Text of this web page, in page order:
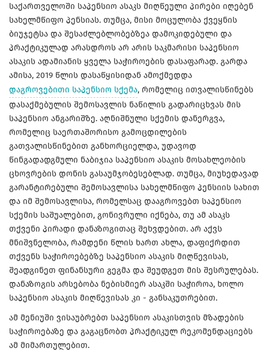
საქართველოში საპენსიო ასაკს მიღწეული პირები იღებენ
სახელმწიფო პენსიას. თუმცა, მისი მოცულობა ქვეყნის
ბიუჯეტსა და შესაძლებლობებზეა დამოკიდებული და
პრაქტიკულად არასდროს არ არის საკმარისი საპენსიო
ასაკის ადამიანის ყველა საჭიროების დასაფარად. გარდა
ამისა, 2019 წლის დასაწყისიდან ამოქმედდა
დაგროვებითი საპენსიო სქემა, რომელიც ითვალისწინებს
დასაქმებულის შემოსავლის ნაწილის გადარიცხვას მის
საპენსიო ანგარიშზე. აღნიშნული სქემის დანერგვა,
რომელიც საერთაშორისო გამოცდილების
გათვალისწინებით განხორციელდა, უდავოდ
წინგადადგმული ნაბიჯია საპენსიო ასაკის მოსახლეობის
ცხოვრების დონის გასაუმჯობესებლად. თუმცა, მიუხედავად
გარანტირებული შემოსავლისა სახელმწიფო პენსიის სახით
და იმ შემოსავლისა, რომელსაც დააგროვებთ საპენსიო
სქემის საშუალებით, გონივრული იქნება, თუ ამ ასაკს
თქვენი პირადი დანაზოგითაც შეხვდებით. არ აქვს
მნიშვნელობა, რამდენი წლის ხართ ახლა, დაფიქრდით
თქვენს საჭიროებებზე საპენსიო ასაკის მიღწევისას,
შეადგინეთ ფინანსური გეგმა და შეუდგეთ მის შესრულებას.
დანაზოგის არსებობა ნებისმიერ ასაკში საჭიროა, ხოლო
საპენსიო ასაკის მიღწევისას კი - განსაკუთრებით.
ამ მენიუში ვისაუბრებთ საპენსიო ასაკისთვის მზადების
საჭიროებაზე და გაგაცნობთ პრაქტიკულ რეკომენდაციებს
ამ მიმართულებით.